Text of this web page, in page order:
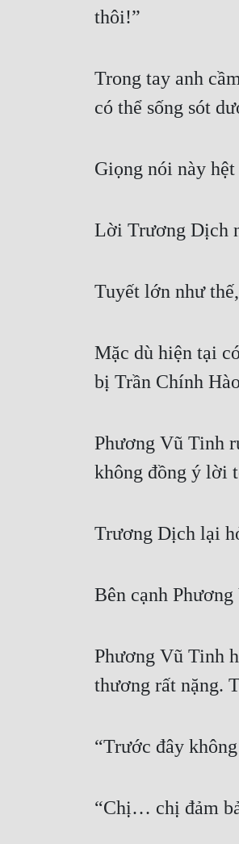
thôi!”
Trong tay anh
có thể sống sót
Giọng nói này
Lời Trương Dịch
Tuyết lớn như
Mặc dù hiện tại
bị Trần Chính
Phương Vũ Tinh
không đồng ý lời
Trương Dịch lại
Bên cạnh
Phương Vũ Tinh
thương rất nặng.
“Trước đây
“Chị… chị đảm